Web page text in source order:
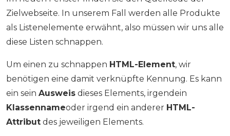
Zielwebseite. In unserem Fall werden alle Produkte
als Listenelemente erwähnt, also müssen wir uns alle
diese Listen schnappen.
Um einen zu schnappen HTML-Element, wir
benötigen eine damit verknüpfte Kennung. Es kann
ein sein Ausweis dieses Elements, irgendein
Klassennameoder irgend ein anderer HTML-
Attribut des jeweiligen Elements.